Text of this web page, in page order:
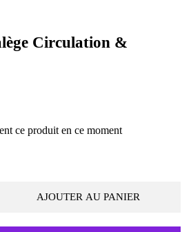
Circulation &
ce produit en ce moment
AJOUTER AU PANIER